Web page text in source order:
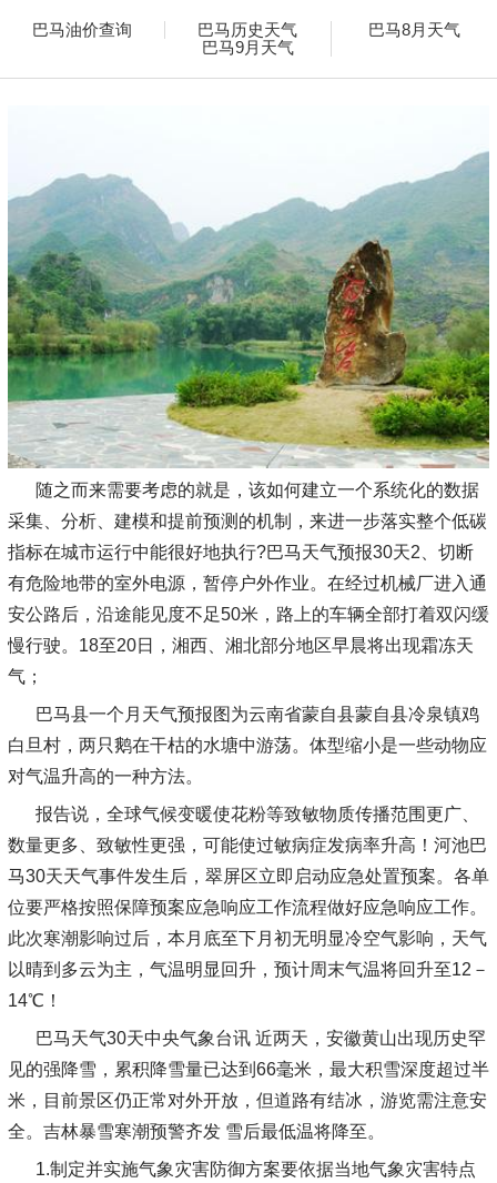
巴马油价查询 巴马历史天气
巴马8月天气
巴马9月天气
随之而来需要考虑的就是，该如何建立一个系统化的数据
采集、分析、建模和提前预测的机制，来进一步落实整个低碳
指标在城市运行中能很好地执行?巴马天气预报30天2、切断
有危险地带的室外电源，暂停户外作业。在经过机械厂进入通
安公路后，沿途能见度不足50米，路上的车辆全部打着双闪缓
慢行驶。18至20日，湘西、湘北部分地区早晨将出现霜冻天
气；
巴马县一个月天气预报图为云南省蒙自县蒙自县冷泉镇鸡
白旦村，两只鹅在干枯的水塘中游荡。体型缩小是一些动物应
对气温升高的一种方法。
报告说，全球气候变暖使花粉等致敏物质传播范围更广、
数量更多、致敏性更强，可能使过敏病症发病率升高！河池巴
马30天天气事件发生后，翠屏区立即启动应急处置预案。各单
位要严格按照保障预案应急响应工作流程做好应急响应工作。
此次寒潮影响过后，本月底至下月初无明显冷空气影响，天气
以晴到多云为主，气温明显回升，预计周末气温将回升至12－
14℃！
巴马天气30天中央气象台讯 近两天，安徽黄山出现历史罕
见的强降雪，累积降雪量已达到66毫米，最大积雪深度超过半
米，目前景区仍正常对外开放，但道路有结冰，游览需注意安
全。吉林暴雪寒潮预警齐发 雪后最低温将降至。
1.制定并实施气象灾害防御方案要依据当地气象灾害特点